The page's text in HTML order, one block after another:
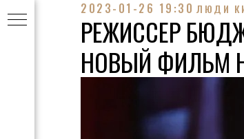
2023-01-26 19:30 ЛЮДИ
РЕЖИССЕР
НОВЫЙ ФИЛЬМ НА